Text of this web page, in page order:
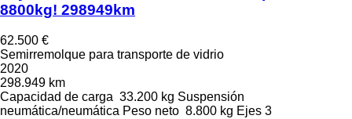
8800kg! 298949km
62.500 €
Semirremolque para transporte de vidrio
2020
298.949 km
Capacidad de carga 33.200 kg Suspensión
neumática/neumática Peso neto 8.800 kg Ejes 3